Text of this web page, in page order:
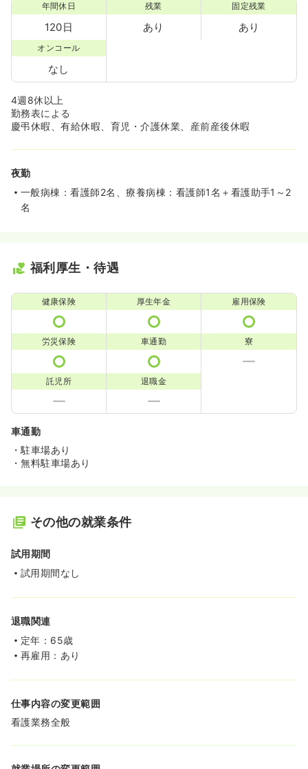
年間休日
120日
残業
あり
固定残業
あり
オンコール
なし
4週8休以上
勤務表による
慶弔休暇、有給休暇、育児・介護休業、産前産後休暇
夜勤
一般病棟：看護師2名、療養病棟：看護師1名＋看護助手1～2
名
福利厚生・待遇
健康保険 厚生年金 雇用保険
労災保険 車通勤 寮
託児所 退職金
車通勤
・駐車場あり
・無料駐車場あり
その他の就業条件
試用期間
試用期間なし
退職関連
定年：65歳
再雇用：あり
仕事内容の変更範囲
看護業務全般